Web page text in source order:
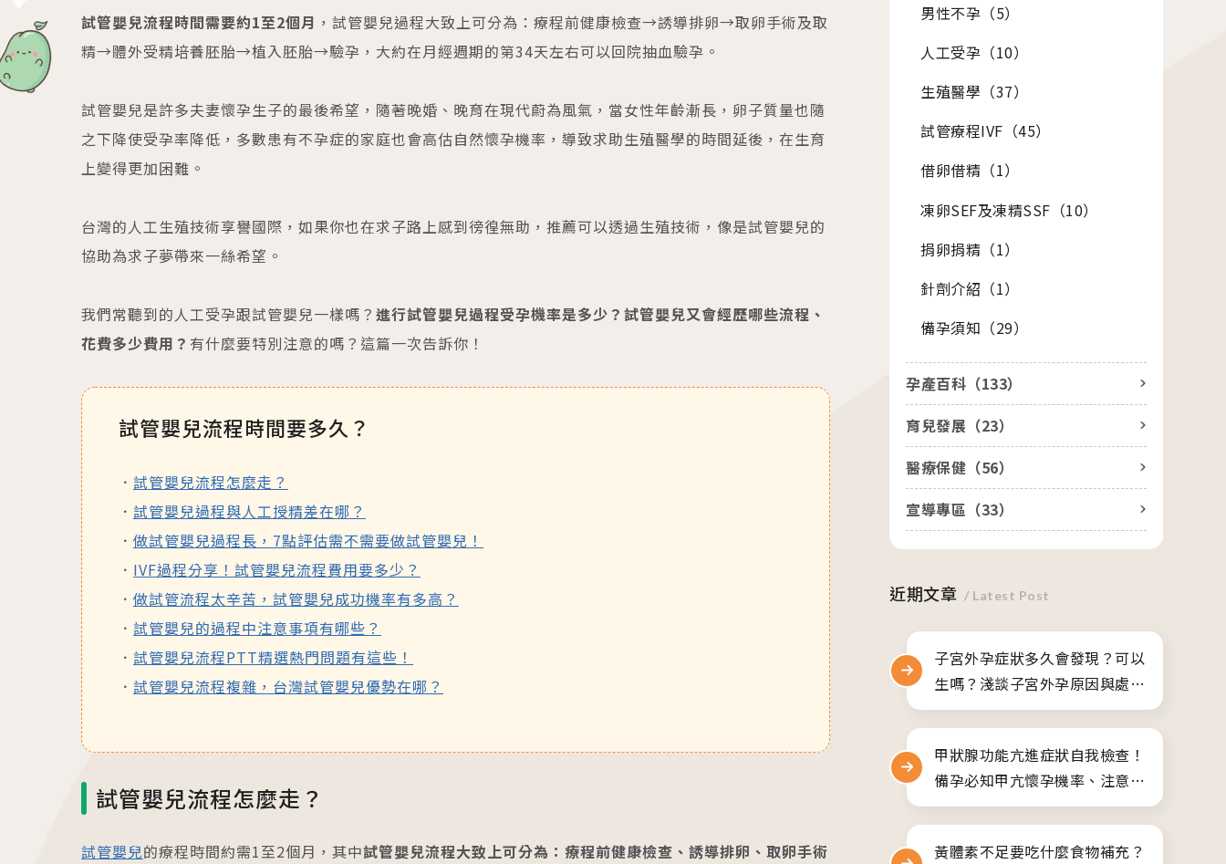
04
生殖醫學專科
生殖專科主頁
人工受孕 IUI
凍卵 SEF
凍精
女性不孕檢查
男性不孕檢查
借精
捐卵
針劑介紹
05
生殖醫學專科
其他科別
最新消息
內容全覽
門診資訊
院內公告
好孕講座
媒體報導
學術交流
07
衛教資訊
好孕專欄
孕產百科
育兒發展
醫療保健
宣導專區
08
圓夢分享
國際名人分享
活動講座
2026茂盛醫院全台巡迴好孕講座
2026茂盛醫院講座《每月好孕講座》
茂盛醫院生殖醫學中心
安馨產後護理之家
馨美美學診所
人才招募
聯絡我們
隱私權與資安政策
試管嬰兒流程時間需要約1至2個月 ，試管嬰兒過程大致上可分為：療程前健康檢查→誘導排卵→取卵手術及取
精→體外受精培養胚胎→植入胚胎→驗孕，大約在月經週期的第34天左右可以回院抽血驗孕。
試管嬰兒是許多夫妻懷孕生子的最後希望，隨著晚婚、晚育在現代蔚為風氣，當女性年齡漸長，卵子質量也隨
之下降使受孕率降低，多數患有不孕症的家庭也會高估自然懷孕機率，導致求助生殖醫學的時間延後，在生育
上變得更加困難。
台灣的人工生殖技術享譽國際，如果你也在求子路上感到徬徨無助，推薦可以透過生殖技術，像是試管嬰兒的
協助為求子夢帶來一絲希望。
我們常聽到的人工受孕跟試管嬰兒一樣嗎？ 進行試管嬰兒過程受孕機率是多少？試管嬰兒又會經歷哪些流程、
花費多少費用？ 有什麼要特別注意的嗎？這篇一次告訴你！
試管嬰兒流程時間要多久？
試管嬰兒流程怎麼走？
試管嬰兒過程與人工授精差在哪？
做試管嬰兒過程長，7點評估需不需要做試管嬰兒！
IVF過程分享！試管嬰兒流程費用要多少？
做試管流程太辛苦，試管嬰兒成功機率有多高？
試管嬰兒的過程中注意事項有哪些？
試管嬰兒流程PTT精選熱門問題有這些！
試管嬰兒流程複雜，台灣試管嬰兒優勢在哪？
試管嬰兒流程怎麼走？
試管嬰兒的療程時間約需1至2個月，其中試管嬰兒流程大致上可分為：療程前健康檢查、誘導排卵、取卵手術
男性不孕（5）
人工受孕（10）
生殖醫學（37）
試管療程IVF（45）
借卵借精（1）
凍卵SEF及凍精SSF（10）
捐卵捐精（1）
針劑介紹（1）
備孕須知（29）
孕產百科（133）
育兒發展（23）
醫療保健（56）
宣導專區（33）
近期文章 / Latest Post
子宮外孕症狀多久會發現？可以
生嗎？淺談子宮外孕原因與處理
方式
甲狀腺功能亢進症狀自我檢查！
備孕必知甲亢懷孕機率、注意事
項
黃體素不足要吃什麼食物補充？